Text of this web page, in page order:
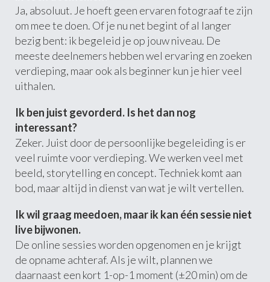
Ja, absoluut. Je hoeft geen ervaren fotograaf te zijn
om mee te doen. Of je nu net begint of al langer
bezig bent: ik begeleid je op jouw niveau. De
meeste deelnemers hebben wel ervaring en zoeken
verdieping, maar ook als beginner kun je hier veel
uithalen.
Ik ben juist gevorderd. Is het dan nog
interessant?
Zeker. Juist door de persoonlijke begeleiding is er
veel ruimte voor verdieping. We werken veel met
beeld, storytelling en concept. Techniek komt aan
bod, maar altijd in dienst van wat je wilt vertellen.
Ik wil graag meedoen, maar ik kan één sessie niet
live bijwonen.
De online sessies worden opgenomen en je krijgt
de opname achteraf. Als je wilt, plannen we
daarnaast een kort 1-op-1 moment (±20 min) om de